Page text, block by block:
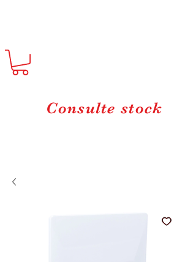
Consulte stock